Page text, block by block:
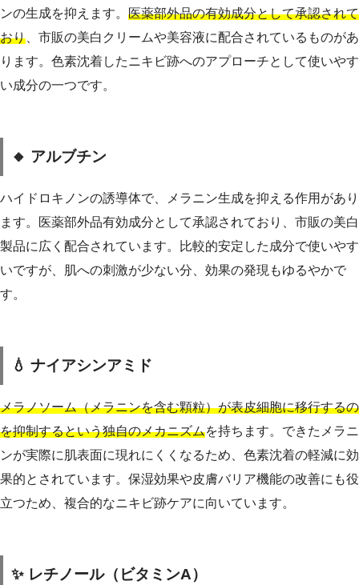
ンの生成を抑えます。 医薬部外品の有効成分として承認されて
おり 、市販の美白クリームや美容液に配合されているものがあ
ります。色素沈着したニキビ跡へのアプローチとして使いやす
い成分の一つです。
🔸 アルブチン
ハイドロキノンの誘導体で、メラニン生成を抑える作用があり
ます。医薬部外品有効成分として承認されており、市販の美白
製品に広く配合されています。比較的安定した成分で使いやす
いですが、肌への刺激が少ない分、効果の発現もゆるやかで
す。
💧 ナイアシンアミド
メラノソーム（メラニンを含む顆粒）が表皮細胞に移行するの
を抑制するという独自のメカニズムを持ちます。できたメラニ
ンが実際に肌表面に現れにくくなるため、色素沈着の軽減に効
果的とされています。保湿効果や皮膚バリア機能の改善にも役
立つため、複合的なニキビ跡ケアに向いています。
✨ レチノール（ビタミンA）